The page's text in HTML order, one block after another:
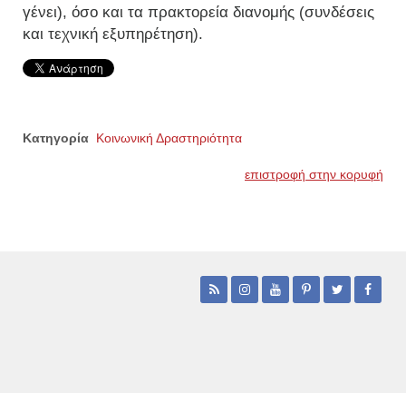
γένει), όσο και τα πρακτορεία διανομής (συνδέσεις
και τεχνική εξυπηρέτηση).
Κατηγορία Κοινωνική Δραστηριότητα
επιστροφή στην κορυφή